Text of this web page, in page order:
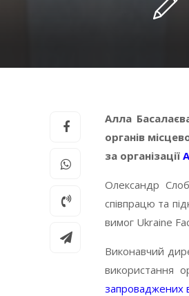
Алла
органів
за організації
Олександр
співпрацю та
вимог Ukraine
Виконавчий
використання
запроваджених